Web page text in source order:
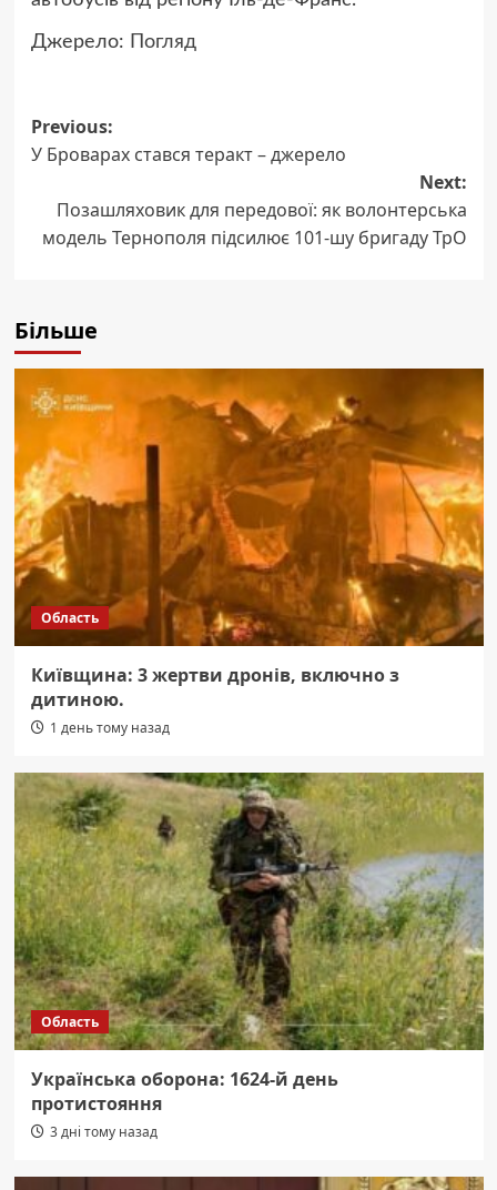
Джерело: Погляд
Post
navigation
Previous:
У Броварах стався теракт – джерело
Next:
Позашляховик для передової: як волонтерська
модель Тернополя підсилює 101-шу бригаду ТрО
Більше
Область
Київщина: 3 жертви дронів, включно з
дитиною.
1 день тому назад
Область
Українська оборона: 1624-й день
протистояння
3 дні тому назад